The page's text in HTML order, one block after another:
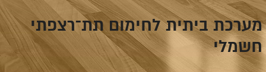
מערכת ביתית לחימום תת־רצפתי
חשמלי